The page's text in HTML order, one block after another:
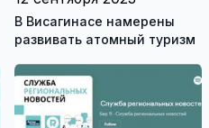
В Висагинасе намерены
развивать атомный туризм